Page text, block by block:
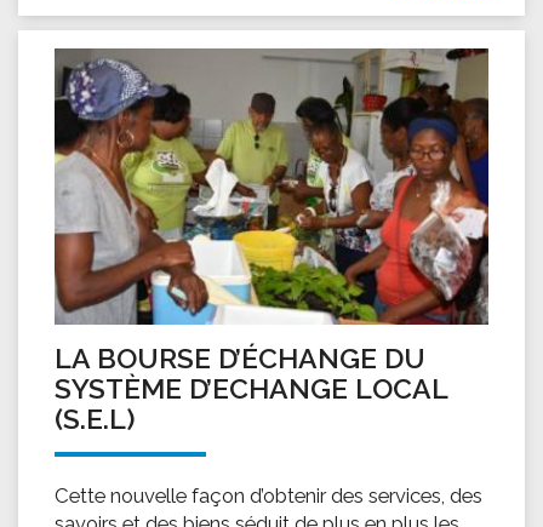
LA BOURSE D’ÉCHANGE DU
SYSTÈME D’ECHANGE LOCAL
(S.E.L)
Cette nouvelle façon d’obtenir des services, des